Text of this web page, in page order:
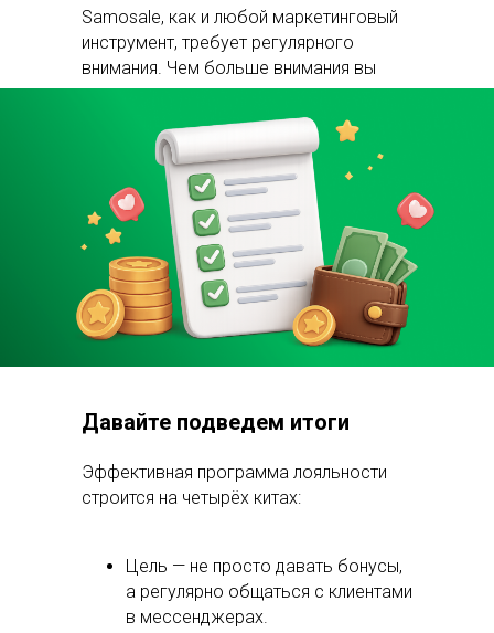
Samosale, как и любой маркетинговый
инструмент, требует регулярного
внимания. Чем больше внимания вы
уделяете — тем выше отдача.
Эффективная программа лояльности
строится на четырёх китах:
Цель — не просто давать бонусы,
а регулярно общаться с клиентами
в мессенджерах.
Давайте подведем итоги